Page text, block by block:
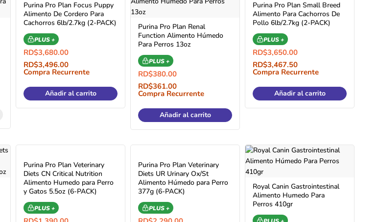
Purina Pro Plan Focus Puppy
Alimento De Cordero Para
Cachorros 6lb/2.7kg (2-PACK)
PLUS +
RD$3,680.00
RD$3,496.00
Compra Recurrente
Añadir al carrito
Purina Pro Plan Renal
Function Alimento Húmedo
Para Perros 13oz
PLUS +
RD$380.00
RD$361.00
Compra Recurrente
Añadir al carrito
Purina Pro Plan Small Breed
Alimento Para Cachorros De
Pollo 6lb/2.7kg (2-PACK)
PLUS +
RD$3,650.00
RD$3,467.50
Compra Recurrente
Añadir al carrito
Purina Pro Plan Veterinary
Diets CN Critical Nutrition
Alimento Humedo para Perro
y Gatos 5.5oz (6-PACK)
PLUS +
Purina Pro Plan Veterinary
Diets UR Urinary Ox/St
Alimento Húmedo para Perro
377g (6-PACK)
PLUS +
Royal Canin Gastrointestinal
Alimento Humedo Para
Perros 410gr